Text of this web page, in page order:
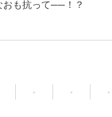
おも抗って──！？
１
・ ・ ・